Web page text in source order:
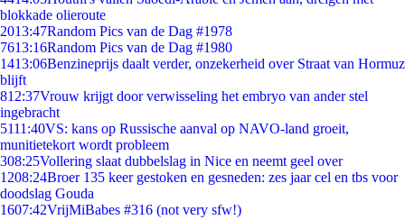
blokkade olieroute
2013:47Random Pics van de Dag #1978
7613:16Random Pics van de Dag #1980
1413:06Benzineprijs daalt verder, onzekerheid over Straat van Hormuz
blijft
812:37Vrouw krijgt door verwisseling het embryo van ander stel
ingebracht
5111:40VS: kans op Russische aanval op NAVO-land groeit,
munitietekort wordt probleem
308:25Vollering slaat dubbelslag in Nice en neemt geel over
1208:24Broer 135 keer gestoken en gesneden: zes jaar cel en tbs voor
doodslag Gouda
1607:42VrijMiBabes #316 (not very sfw!)